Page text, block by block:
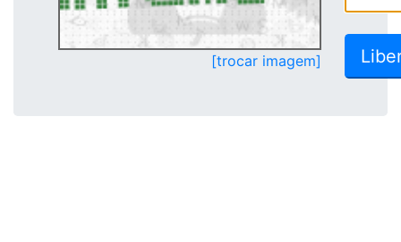
[trocar imagem]